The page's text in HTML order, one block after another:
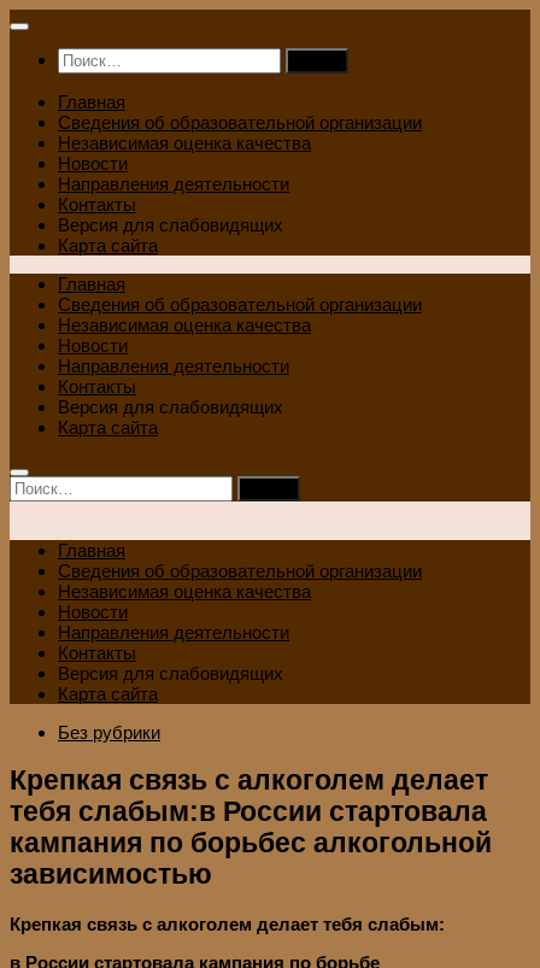
Перейти
содержимому
Найти:
Главная
Сведения об образовательной организации
Независимая оценка качества
Новости
Направления деятельности
Контакты
Версия для слабовидящих
Карта сайта
Главная
Сведения об образовательной организации
Независимая оценка качества
Новости
Направления деятельности
Контакты
Версия для слабовидящих
Карта сайта
Найти:
Главная
Сведения об образовательной организации
Независимая оценка качества
Новости
Направления деятельности
Контакты
Версия для слабовидящих
Карта сайта
Без рубрики
Крепкая связь с алкоголем делает
тебя слабым:в России стартовала
кампания по борьбес алкогольной
зависимостью
Крепкая связь с алкоголем делает тебя слабым:
в России стартовалакампания по борьбе